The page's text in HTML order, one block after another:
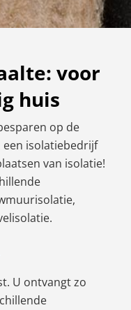
voor
huis
op de
een isolatiebedrijf
van isolatie!
U ontvangt zo